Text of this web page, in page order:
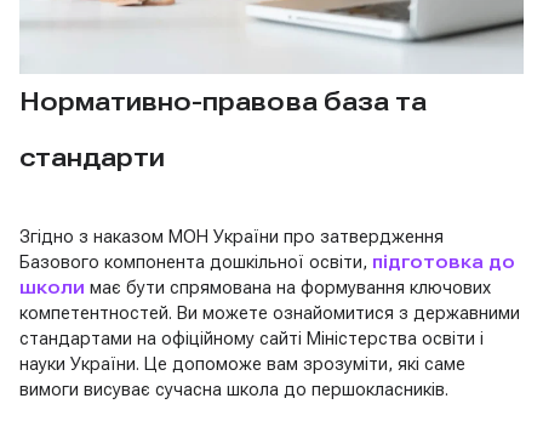
Нормативно-правова база та
стандарти
Згідно з наказом МОН України про затвердження
Базового компонента дошкільної освіти, підготовка до
школи має бути спрямована на формування ключових
компетентностей. Ви можете ознайомитися з державними
стандартами на офіційному сайті Міністерства освіти і
науки України. Це допоможе вам зрозуміти, які саме
вимоги висуває сучасна школа до першокласників.